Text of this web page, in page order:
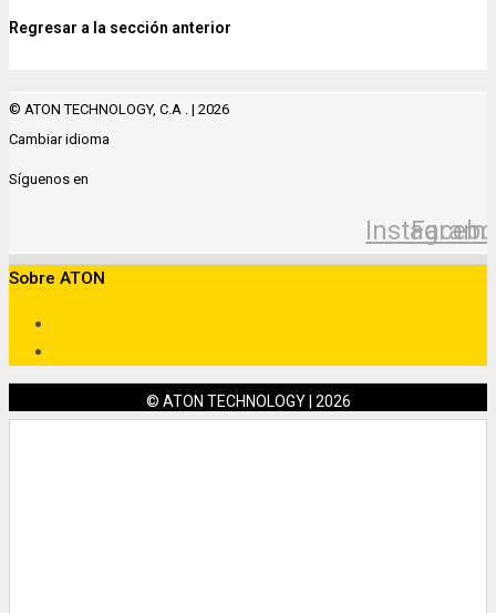
Regresar a la sección anterior
© ATON TECHNOLOGY, C.A . | 2026
Cambiar idioma
Síguenos en
Instagram
Sobre ATON
© ATON TECHNOLOGY | 2026